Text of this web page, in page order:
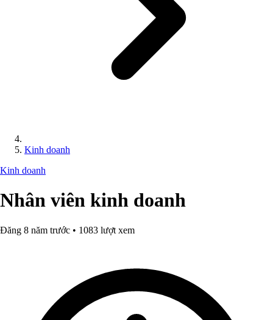
Kinh doanh
Kinh doanh
Nhân viên kinh doanh
Đăng 8 năm trước • 1083 lượt xem